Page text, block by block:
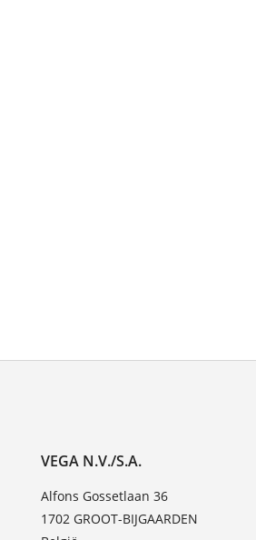
VEGA N.V./S.A.
Alfons Gossetlaan 36
1702 GROOT-BIJGAARDEN